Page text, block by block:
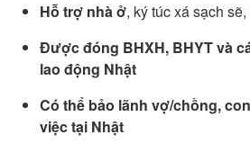
Hỗ trợ nhà ở, ký túc xá sạch
Được đóng BHXH, BHYT và
lao động Nhật
Có thể bảo lãnh vợ/chồng,
việc tại Nhật